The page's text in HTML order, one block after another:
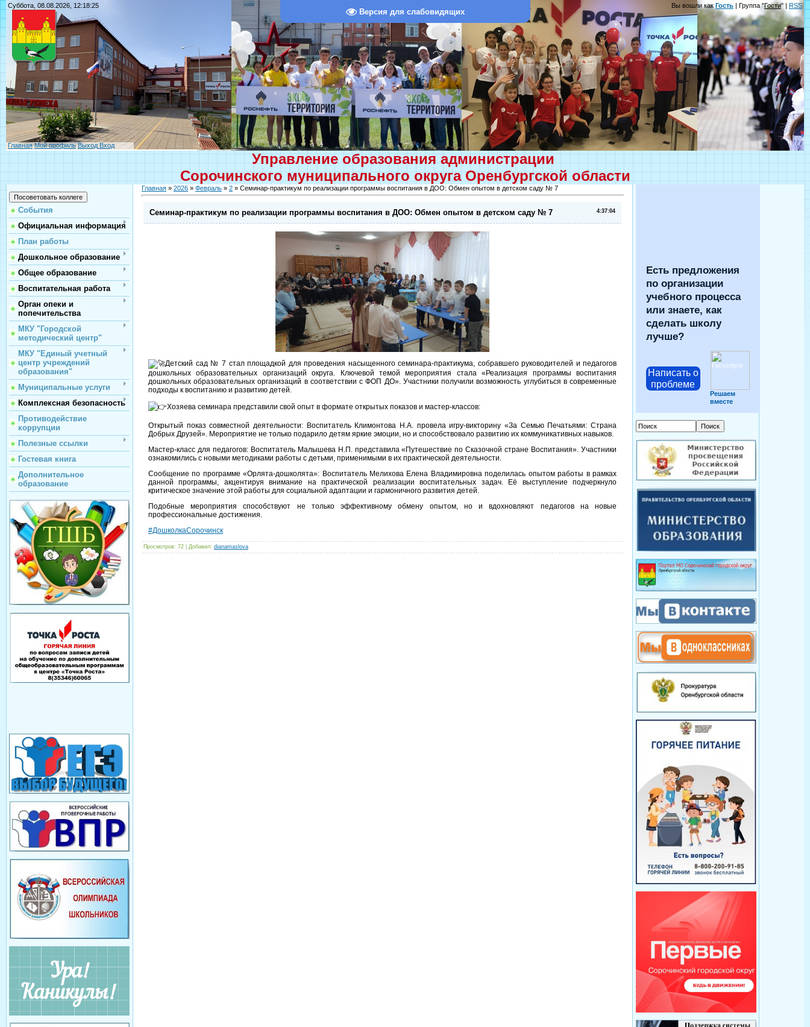
Версия для слабовидящих
Суббота, 08.08.2026, 12:18:25 Вы вошли какГость | Группа "Гости" | RSS
Главная Мой профиль Выход Вход
Управление образования администрации
Сорочинского муниципального округа Оренбургской области
События
Официальная информация
План работы
Дошкольное образование
Общее образование
Воспитательная работа
Орган опеки и
попечительства
МКУ "Городской
методический центр"
МКУ "Единый учетный
центр учреждений
образования"
Муниципальные услуги
Комплексная безопасность
Противодействие
коррупции
Полезные ссылки
Гостевая книга
Дополнительное
образование
Главная » 2026 » Февраль » 2 » Семинар-практикум по реализации программы воспитания в ДОО: Обмен опытом в детском саду № 7
4:37:04
Семинар-практикум по реализации программы воспитания в ДОО: Обмен опытом в детском саду № 7
Детский сад № 7 стал площадкой для проведения насыщенного семинара-практикума, собравшего руководителей и педагогов
дошкольных образовательных организаций округа. Ключевой темой мероприятия стала «Реализация программы воспитания
дошкольных образовательных организаций в соответствии с ФОП ДО». Участники получили возможность углубиться в современные
подходы к воспитанию и развитию детей.
Хозяева семинара представили свой опыт в формате открытых показов и мастер-классов:
Открытый показ совместной деятельности: Воспитатель Климонтова Н.А. провела игру-викторину «За Семью Печатьями: Страна
Добрых Друзей». Мероприятие не только подарило детям яркие эмоции, но и способствовало развитию их коммуникативных навыков.
Мастер-класс для педагогов: Воспитатель Малышева Н.П. представила «Путешествие по Сказочной стране Воспитания». Участники
ознакомились с новыми методиками работы с детьми, применимыми в их практической деятельности.
Сообщение по программе «Орлята-дошколята»: Воспитатель Мелихова Елена Владимировна поделилась опытом работы в рамках
данной программы, акцентируя внимание на практической реализации воспитательных задач. Её выступление подчеркнуло
критическое значение этой работы для социальной адаптации и гармоничного развития детей.
Подобные мероприятия способствуют не только эффективному обмену опытом, но и вдохновляют педагогов на новые
профессиональные достижения.
#ДошколкаСорочинск
Просмотров: 72 | Добавил: dianamaslova
Есть предложения
по организации
учебного процесса
или знаете, как
сделать школу
лучше?
Написать о
проблеме
Решаем
вместе